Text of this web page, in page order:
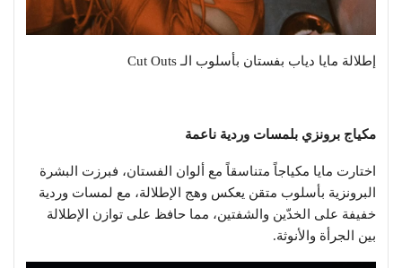
إطلالة مايا دياب بفستان بأسلوب الـ Cut Outs
مكياج برونزي بلمسات وردية ناعمة
اختارت مايا مكياجاً متناسقاً مع ألوان الفستان، فبرزت البشرة
البرونزية بأسلوب متقن يعكس وهج الإطلالة، مع لمسات وردية
خفيفة على الخدّين والشفتين، مما حافظ على توازن الإطلالة
بين الجرأة والأنوثة.